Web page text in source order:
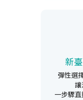
新
彈性選
讓
一步驟